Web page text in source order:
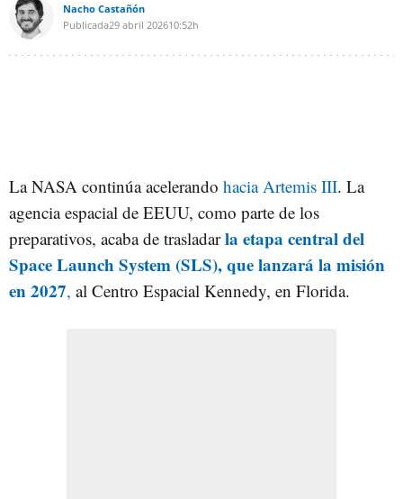
Nacho Castañón
Publicada29 abril 202610:52h
La NASA continúa acelerando hacia Artemis III. La
agencia espacial de EEUU, como parte de los
preparativos, acaba de trasladar la etapa central del
Space Launch System (SLS), que lanzará la misión
en 2027, al Centro Espacial Kennedy, en Florida.